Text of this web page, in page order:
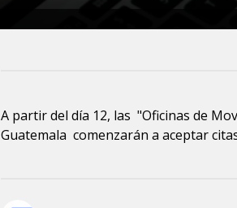
A partir del día 12, las "Oficinas de
Guatemala comenzarán a aceptar